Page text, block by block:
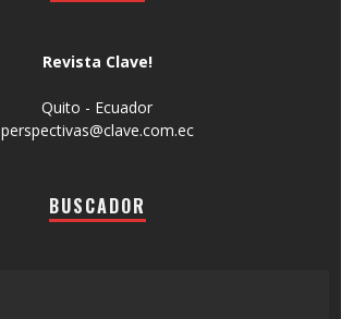
Revista Clave!
Quito - Ecuador
perspectivas@clave.com.ec
BUSCADOR